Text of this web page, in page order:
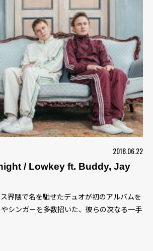
2018.06.22
/ Lowkey ft. Buddy, Jay
界隈で名を馳せたデュオが初のアルバムを
やシンガーを多数招いた、彼らの次なる一手